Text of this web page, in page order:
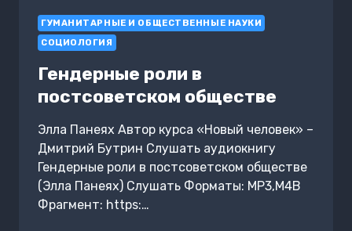
ГУМАНИТАРНЫЕ И ОБЩЕСТВЕННЫЕ НАУКИ
СОЦИОЛОГИЯ
Гендерные роли в
постсоветском обществе
Элла Панеях Автор курса «Новый человек» –
Дмитрий Бутрин Слушать аудиокнигу
Гендерные роли в постсоветском обществе
(Элла Панеях) Слушать Форматы: MP3,M4B
Фрагмент: https:…